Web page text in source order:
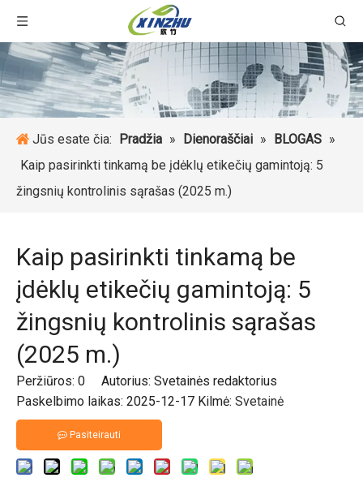
Jūs esate čia: Pradžia » Dienoraščiai » BLOGAS »
Kaip pasirinkti tinkamą be įdėklų etikečių gamintoją: 5
žingsnių kontrolinis sąrašas (2025 m.)
Kaip pasirinkti tinkamą be
įdėklų etikečių gamintoją: 5
žingsnių kontrolinis sąrašas
(2025 m.)
Peržiūros: 0 Autorius: Svetainės redaktorius
Paskelbimo laikas: 2025-12-17 Kilmė: Svetainė
Pasiteirauti